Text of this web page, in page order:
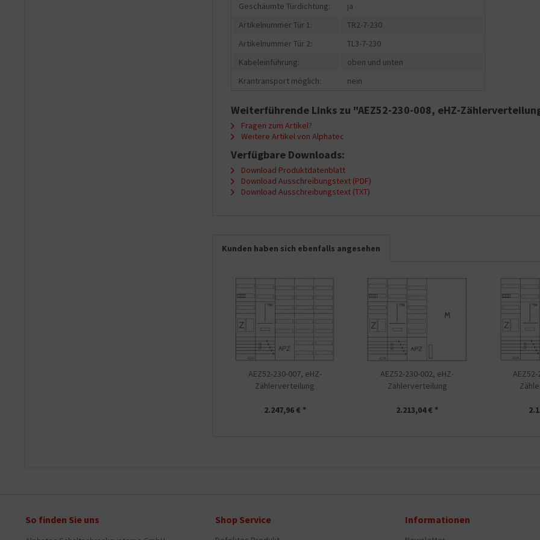
Geschäumte Türdichtung:
ja
Artikelnummer Tür 1:
TR2-7-230
Artikelnummer Tür 2:
TL3-7-230
Kabeleinführung:
oben und unten
Krantransport möglich:
nein
Weiterführende Links zu "AEZ52-230-008, eHZ-
Fragen zum Artikel?
Weitere Artikel von Alphatec
Verfügbare Downloads:
Download Produktdatenblatt
Download Ausschreibungstext (PDF)
Download Ausschreibungstext (TXT)
Kunden haben sich ebenfalls angesehen
AEZ52-230-007, eHZ-
Zählerverteilung
2.247,96 € *
AEZ52-230-002, eHZ-
Zählerverteilung
2.213,04 € *
So finden Sie uns Shop Service Informationen